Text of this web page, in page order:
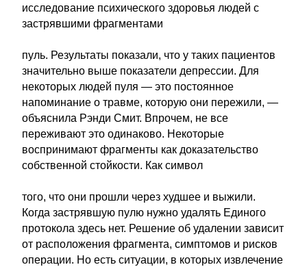
исследование психического здоровья людей с
застрявшими фрагментами
пуль. Результаты показали, что у таких пациентов
значительно выше показатели депрессии. Для
некоторых людей пуля — это постоянное
напоминание о травме, которую они пережили, —
объяснила Рэнди Смит. Впрочем, не все
переживают это одинаково. Некоторые
воспринимают фрагменты как доказательство
собственной стойкости. Как символ
того, что они прошли через худшее и выжили.
Когда застрявшую пулю нужно удалять Единого
протокола здесь нет. Решение об удалении зависит
от расположения фрагмента, симптомов и рисков
операции. Но есть ситуации, в которых извлечение